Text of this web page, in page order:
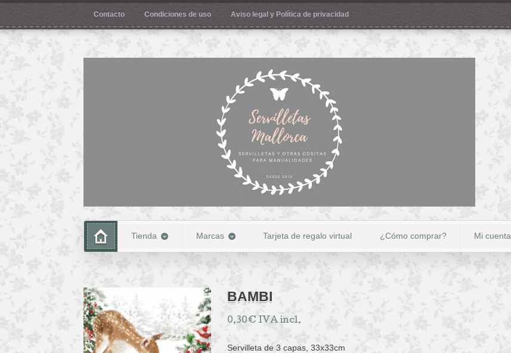
Contacto Condiciones de uso Aviso legal y Política de privacidad
Tienda Marcas Tarjeta de regalo virtual ¿Cómo comprar? Mi cuenta
BAMBI
0,30€ IVA incl.
Servilleta de 3 capas, 33x33cm